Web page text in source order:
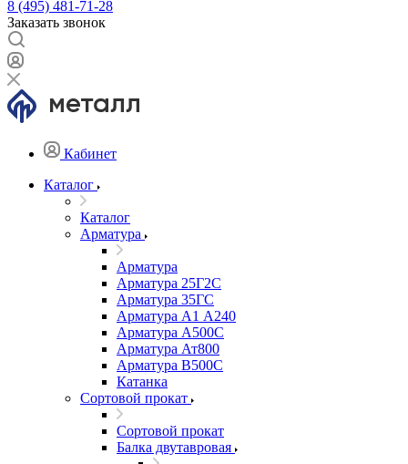
8 (495) 481-71-28
Заказать звонок
Кабинет
Каталог
Каталог
Арматура
Арматура
Арматура 25Г2С
Арматура 35ГС
Арматура А1 А240
Арматура А500С
Арматура Ат800
Арматура В500С
Катанка
Сортовой прокат
Сортовой прокат
Балка двутавровая